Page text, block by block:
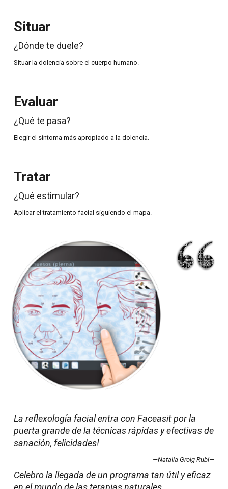
Situar
¿Dónde te duele?
Situar la dolencia sobre el cuerpo humano.
Evaluar
¿Qué te pasa?
Elegir el síntoma más apropiado a la dolencia.
Tratar
¿Qué estimular?
Aplicar el tratamiento facial siguiendo el mapa.
La reflexología facial entra con Faceasit por la
puerta grande de la técnicas rápidas y efectivas de
sanación, felicidades!
—Natalia Groig Rubí—
Celebro la llegada de un programa tan útil y eficaz